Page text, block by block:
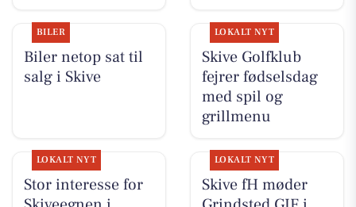
BILER
Biler netop sat til
salg i Skive
LOKALT NYT
Skive Golfklub
fejrer fødselsdag
med spil og
grillmenu
LOKALT NYT
Stor interesse for
LOKALT NYT
Skive fH møder